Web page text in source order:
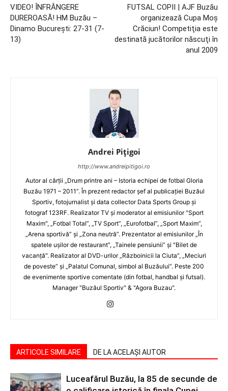
VIDEO! ÎNFRÂNGERE
DUREROASĂ! HM Buzău –
Dinamo Bucureşti: 27-31 (7-
13)
FUTSAL COPII | AJF Buzău
organizează Cupa Moş
Crăciun! Competiţia este
destinată jucătorilor născuţi în
anul 2009
Andrei Pițigoi
http://www.andreipitigoi.ro
Autor al cărţii „Drum printre ani – Istoria echipei de fotbal Gloria
Buzău 1971 – 2011”. În prezent redactor şef al publicaţiei Buzăul
Sportiv, fotojurnalist şi data collector Data Sports Group şi
fotograf 123RF. Realizator TV şi moderator al emisiunilor "Sport
Maxim", „Fotbal Total”, „TV Sport”, „Eurofotbal”, „Sport Maxim”,
„Arena sportivă” şi „Zona neutră”. Prezentator al emisiunilor „În
spatele uşilor de restaurant”, „Tainele pensiunii” şi "Bilet de
vacanţă". Realizator al DVD-urilor „Războinicii la Ciuta”, „Meciuri
de poveste” şi „Palatul Comunal, simbol al Buzăului”. Peste 200
de evenimente sportive comentate (din fotbal, handbal şi futsal).
Manager "Buzăul Sportiv" & "Agora Buzau".
ARTICOLE SIMILARE DE LA ACELAȘI AUTOR
Luceafărul Buzău, la 85 de secunde de